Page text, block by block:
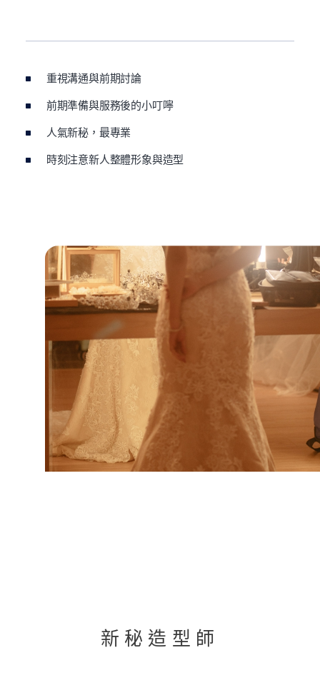
重視溝通與前期討論
前期準備與服務後的小叮嚀
人氣新秘，最專業
時刻注意新人整體形象與造型
新秘造型師